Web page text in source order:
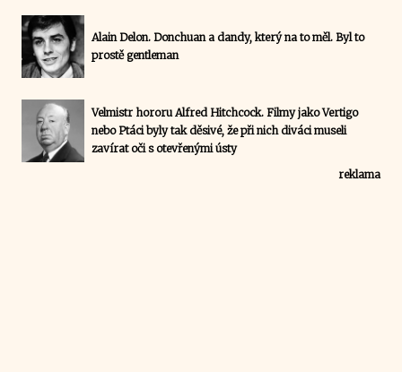
Alain Delon. Donchuan a dandy, který na to měl. Byl to
prostě gentleman
Velmistr hororu Alfred Hitchcock. Filmy jako Vertigo
nebo Ptáci byly tak děsivé, že při nich diváci museli
zavírat oči s otevřenými ústy
reklama